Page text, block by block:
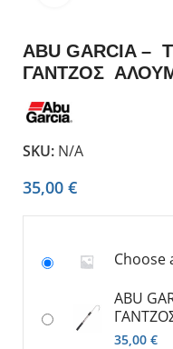
ABU GARCIA –
ΓΑΝΤΖΟΣ
SKU: N/A
35,00 €
Choose
ABU
35,00 €